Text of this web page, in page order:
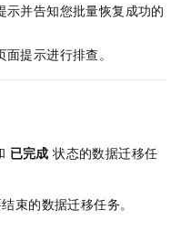
并告知您批量恢复成功的
提示进行排查。
已完成 状态的数据迁移任
束的数据迁移任务。